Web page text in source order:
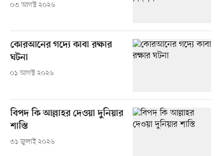
০৩ আগস্ট ২০২৬
কোরআনের গদ্যে কাবা রক্ষার
ঘটনা
০১ আগস্ট ২০২৬
বিপদ কি আল্লাহর দেওয়া দুনিয়ার
শাস্তি
৩১ জুলাই ২০২৬